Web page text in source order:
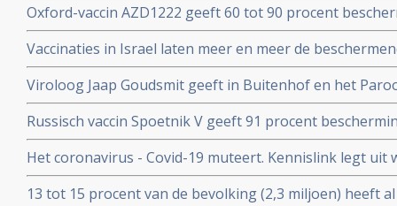
Oxford-vaccin AZD1222 geeft 60 tot 90 procent
Covid-19 zegt producent Astrazeneca in een
Vaccinaties in Israel laten meer en meer de
een maand meer jongeren opgenomen dan ouderen in
Viroloog Jaap Goudsmit geeft in Buitenhof en het
snel van de maatregelen afkomen. Vaccineer alle 60
Russisch vaccin Spoetnik V geeft 91 procent
procent bescherming tegen ernstig ziek worden. Blijkt
tussenresultaten
Het coronavirus - Covid-19 muteert. Kennislink legt uit
vaccins bv.
13 tot 15 procent van de bevolking (2,3 miljoen) heeft